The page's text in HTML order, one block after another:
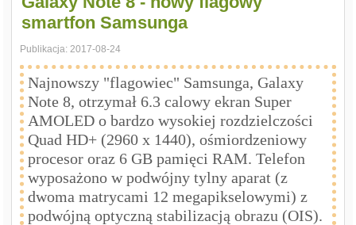
smartfon Samsunga
Publikacja:2017-08-24
Najnowszy "flagowiec" Samsunga, Galaxy
Note 8, otrzymał 6.3 calowy ekran Super
AMOLED o bardzo wysokiej rozdzielczości
Quad HD+ (2960 x 1440), ośmiordzeniowy
procesor oraz 6 GB pamięci RAM. Telefon
wyposażono w podwójny tylny aparat (z
dwoma matrycami 12 megapikselowymi) z
podwójną optyczną stabilizacją obrazu (OIS).